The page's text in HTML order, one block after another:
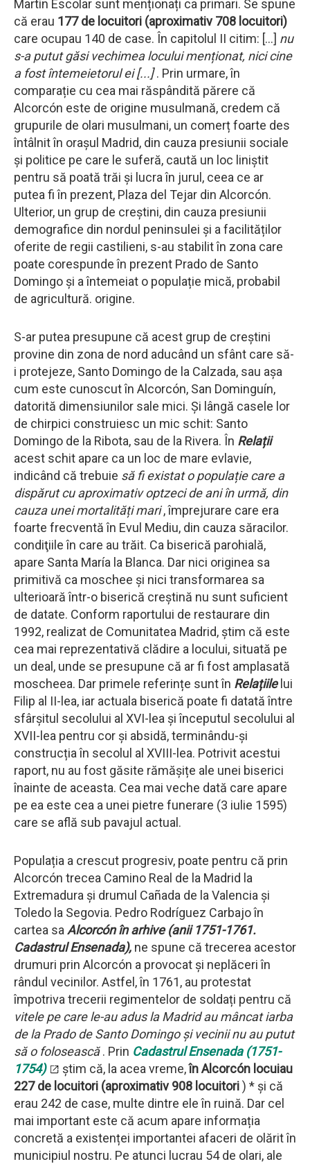
Martín Escolar sunt menționați ca primari. Se spune
că erau 177 de locuitori (aproximativ 708 locuitori)
care ocupau 140 de case. În capitolul II citim: [...] nu
s-a putut găsi vechimea locului menționat, nici cine
a fost întemeietorul ei [...]. Prin urmare, în
comparație cu cea mai răspândită părere că
Alcorcón este de origine musulmană, credem că
grupurile de olari musulmani, un comerț foarte des
întâlnit în orașul Madrid, din cauza presiunii sociale
și politice pe care le suferă, caută un loc liniștit
pentru să poată trăi și lucra în jurul, ceea ce ar
putea fi în prezent, Plaza del Tejar din Alcorcón.
Ulterior, un grup de creștini, din cauza presiunii
demografice din nordul peninsulei și a facilităților
oferite de regii castilieni, s-au stabilit în zona care
poate corespunde în prezent Prado de Santo
Domingo și a întemeiat o populație mică, probabil
de agricultură. origine.
S-ar putea presupune că acest grup de creștini
provine din zona de nord aducând un sfânt care să-
i protejeze, Santo Domingo de la Calzada, sau așa
cum este cunoscut în Alcorcón, San Dominguín,
datorită dimensiunilor sale mici. Și lângă casele lor
de chirpici construiesc un mic schit: Santo
Domingo de la Ribota, sau de la Rivera. În Relații
acest schit apare ca un loc de mare evlavie,
indicând că trebuie să fi existat o populație care a
dispărut cu aproximativ optzeci de ani în urmă, din
cauza unei mortalități mari, împrejurare care era
foarte frecventă în Evul Mediu, din cauza săracilor.
condiţiile în care au trăit. Ca biserică parohială,
apare Santa María la Blanca. Dar nici originea sa
primitivă ca moschee și nici transformarea sa
ulterioară într-o biserică creștină nu sunt suficient
de datate. Conform raportului de restaurare din
1992, realizat de Comunitatea Madrid, știm că este
cea mai reprezentativă clădire a locului, situată pe
un deal, unde se presupune că ar fi fost amplasată
moscheea. Dar primele referințe sunt în Relațiilelui
Filip al II-lea, iar actuala biserică poate fi datată între
sfârșitul secolului al XVI-lea și începutul secolului al
XVII-lea pentru cor și absidă, terminându-și
construcția în secolul al XVIII-lea. Potrivit acestui
raport, nu au fost găsite rămășițe ale unei biserici
înainte de aceasta. Cea mai veche dată care apare
pe ea este cea a unei pietre funerare (3 iulie 1595)
care se află sub pavajul actual.
Populația a crescut progresiv, poate pentru că prin
Alcorcón trecea Camino Real de la Madrid la
Extremadura și drumul Cañada de la Valencia și
Toledo la Segovia. Pedro Rodríguez Carbajo în
cartea sa Alcorcón în arhive (anii 1751-1761.
Cadastrul Ensenada), ne spune că trecerea acestor
drumuri prin Alcorcón a provocat și neplăceri în
rândul vecinilor. Astfel, în 1761, au protestat
împotriva trecerii regimentelor de soldați pentru că
vitele pe care le-au adus la Madrid au mâncat iarba
de la Prado de Santo Domingo și vecinii nu au putut
să o folosească. Prin Cadastrul Ensenada (1751-
1754)
știm că, la acea vreme,în Alcorcón locuiau
227 de locuitori (aproximativ 908 locuitori) * și că
erau 242 de case, multe dintre ele în ruină. Dar cel
mai important este că acum apare informația
concretă a existenței importantei afaceri de olărit în
municipiul nostru. Pe atunci lucrau 54 de olari, ale